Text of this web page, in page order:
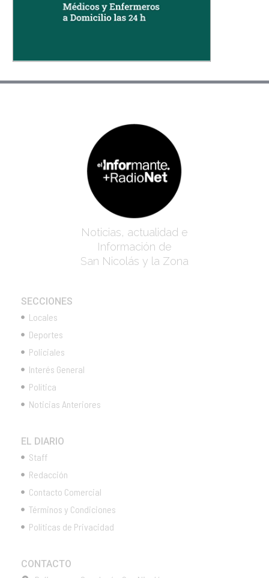
Noticias, actualidad e
Información de
San Nicolás y la Zona
SECCIONES
Locales
Deportes
Policiales
Interés General
Política
Noticias Anteriores
EL DIARIO
Staff
Redacción
Contacto Comercial
Términos y Condiciones
Políticas de Privacidad
CONTACTO